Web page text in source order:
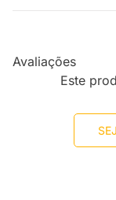
Avaliações
Este